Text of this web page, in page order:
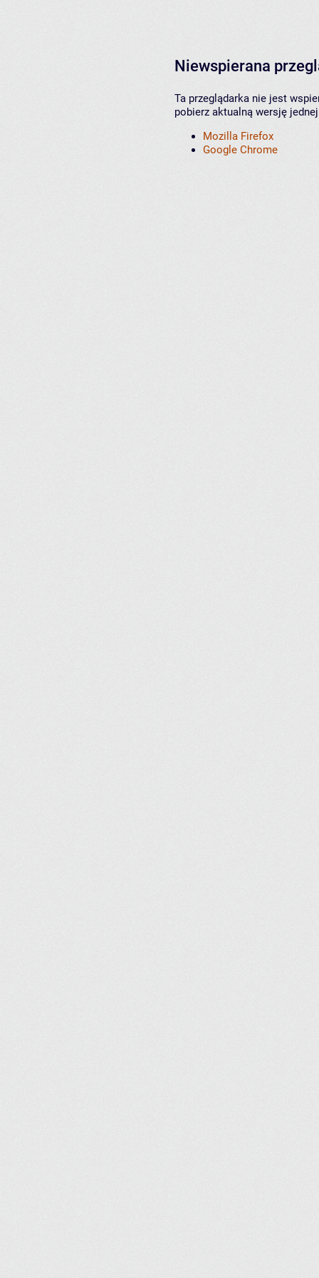
Niewspierana
Ta przeglądarka nie jest
pobierz aktualną wersję
Mozilla Firefox
Google Chrome